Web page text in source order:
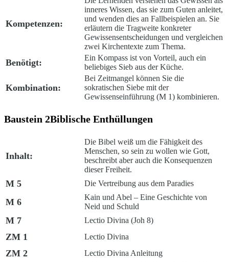
Kompetenzen:
inneres Wissen, das sie zum Guten anleitet,
und wenden dies an Fallbeispielen an. Sie
erläutern die Tragweite konkreter
Gewissensentscheidungen und vergleichen
zwei Kirchentexte zum Thema.
Benötigt:
Ein Kompass ist von Vorteil, auch ein
beliebiges Sieb aus der Küche.
Kombination:
Bei Zeitmangel können Sie die
sokratischen Siebe mit der
Gewissenseinführung (M 1) kombinieren.
Baustein 2Biblische Enthüllungen
Inhalt:
Die Bibel weiß um die Fähigkeit des
Menschen, so sein zu wollen wie Gott,
beschreibt aber auch die Konsequenzen
dieser Freiheit.
M 5 Die Vertreibung aus dem Paradies
M 6
Kain und Abel – Eine Geschichte von
Neid und Schuld
M 7 Lectio Divina (Joh 8)
ZM 1 Lectio Divina
ZM 2 Lectio Divina Anleitung